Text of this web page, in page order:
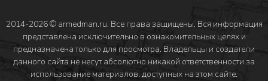
2014-2026 © armedman.ru. Все права защищены. Вся информация
представлена исключительно в ознакомительных целях и
предназначена только для просмотра. Владельцы и создатели
данного сайта не несут абсолютно никакой ответственности за
использование материалов, доступных на этом сайте.